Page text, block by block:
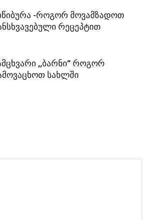
-როგორ მოვამზადოთ
რეცეპტით
,,ბარნი” როგორ
სახლში